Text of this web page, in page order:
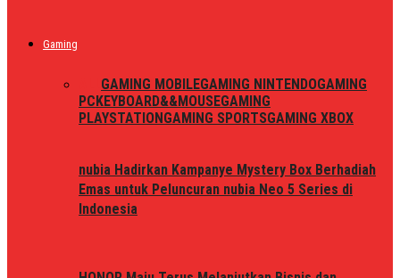
Gaming
GAMING MOBILEGAMING NINTENDOGAMING
PCKEYBOARD&&MOUSEGAMING
PLAYSTATIONGAMING SPORTSGAMING XBOX
nubia Hadirkan Kampanye Mystery Box Berhadiah
Emas untuk Peluncuran nubia Neo 5 Series di
Indonesia